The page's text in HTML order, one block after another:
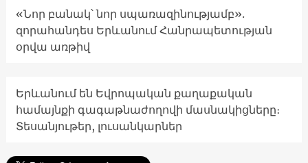
«Նոր բանակ՝ նոր սպառազինությամբ».
զորահանդես Երևանում Հանրապետության
օրվա առթիվ
Երևանում են Եվրոպական քաղաքական
համայնքի գագաթնաժողովի մասնակիցները։
Տեսանյութեր, լուսանկարներ